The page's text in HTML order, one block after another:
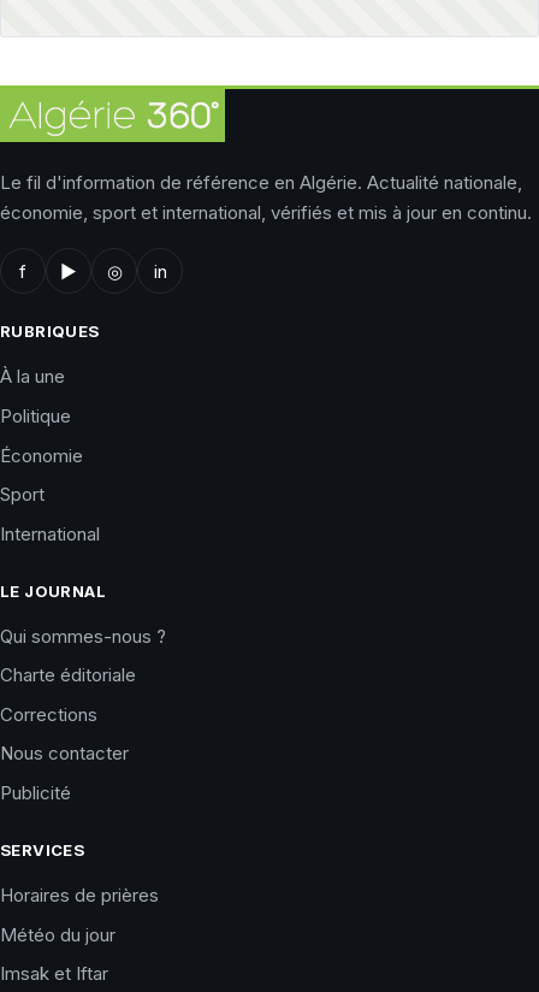
Le fil d'information de référence en Algérie. Actualité nationale,
économie, sport et international, vérifiés et mis à jour en continu.
f ▶ ◎ in
RUBRIQUES
À la une
Politique
Économie
Sport
International
LE JOURNAL
Qui sommes-nous ?
Charte éditoriale
Corrections
Nous contacter
Publicité
SERVICES
Horaires de prières
Météo du jour
Imsak et Iftar